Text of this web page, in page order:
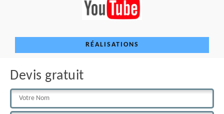
RÉALISATIONS
Devis gratuit